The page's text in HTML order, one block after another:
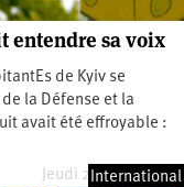
entendre sa voix
de Kyiv se
la Défense et la
avait été effroyable :
Jeudi 23 juillet 2026
International